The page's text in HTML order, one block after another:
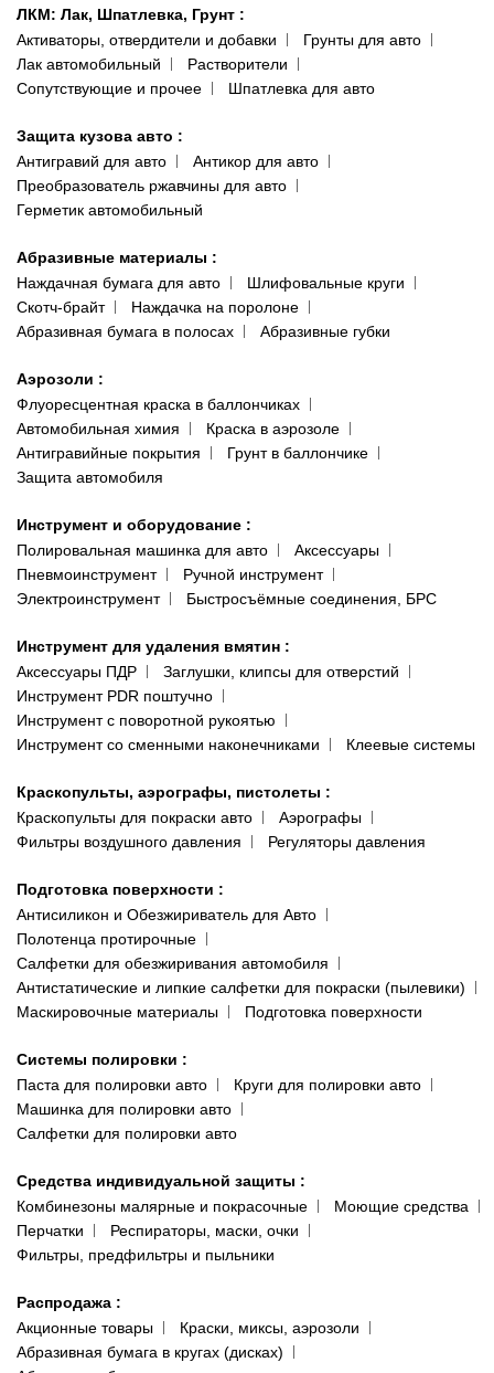
ЛКМ: Лак, Шпатлевка, Грунт :
Активаторы, отвердители и добавки
Грунты для авто
Лак автомобильный
Растворители
Сопутствующие и прочее
Шпатлевка для авто
Защита кузова авто :
Антигравий для авто
Антикор для авто
Преобразователь ржавчины для авто
Герметик автомобильный
Абразивные материалы :
Наждачная бумага для авто
Шлифовальные круги
Скотч-брайт
Наждачка на поролоне
Абразивная бумага в полосах
Абразивные губки
Аэрозоли :
Флуоресцентная краска в баллончиках
Автомобильная химия
Краска в аэрозоле
Антигравийные покрытия
Грунт в баллончике
Защита автомобиля
Инструмент и оборудование :
Полировальная машинка для авто
Аксессуары
Пневмоинструмент
Ручной инструмент
Электроинструмент
Быстросъёмные соединения, БРС
Инструмент для удаления вмятин :
Аксессуары ПДР
Заглушки, клипсы для отверстий
Инструмент PDR поштучно
Инструмент с поворотной рукоятью
Инструмент со сменными наконечниками
Клеевые системы
Краскопульты, аэрографы, пистолеты :
Краскопульты для покраски авто
Аэрографы
Фильтры воздушного давления
Регуляторы давления
Подготовка поверхности :
Антисиликон и Обезжириватель для Авто
Полотенца протирочные
Салфетки для обезжиривания автомобиля
Антистатические и липкие салфетки для покраски (пылевики)
Маскировочные материалы
Подготовка поверхности
Системы полировки :
Паста для полировки авто
Круги для полировки авто
Машинка для полировки авто
Салфетки для полировки авто
Средства индивидуальной защиты :
Комбинезоны малярные и покрасочные
Моющие средства
Перчатки
Респираторы, маски, очки
Фильтры, предфильтры и пыльники
Распродажа :
Акционные товары
Краски, миксы, аэрозоли
Абразивная бумага в кругах (дисках)